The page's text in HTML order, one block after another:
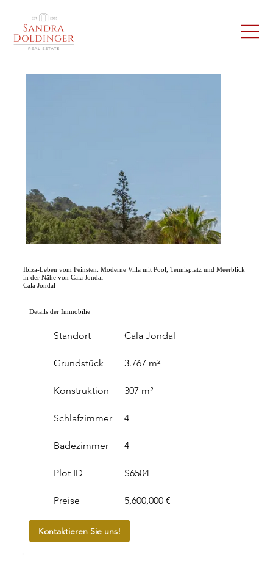
Ibiza-Leben vom Feinsten: Moderne Villa mit Pool, Tennisplatz und Meerblick
in der Nähe von Cala Jondal
Cala Jondal
Details der Immobilie
Standort
Grundstück
Konstruktion
Cala Jondal
3.767 m²
307 m²
Schlafzimmer
Badezimmer
4
4
Plot ID
Preise
S6504
5,600,000 €
Kontaktieren Sie uns!